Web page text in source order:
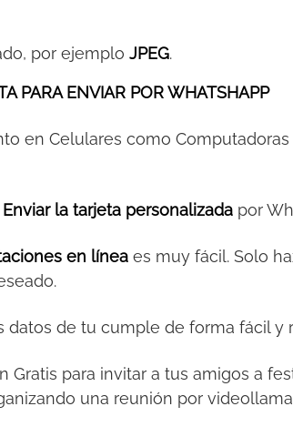
por ejemplo JPEG.
PARA ENVIAR POR WHATSHAPP
en Celulares como
Enviar la tarjeta personalizada por
en línea es muy fácil. Solo
datos de tu cumple de forma fácil y
Gratis para invitar a tus amigos a
una reunión por